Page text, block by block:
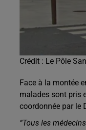
Crédit : Le Pôle
Face à la montée
malades sont pris
coordonnée par le
“Tous les